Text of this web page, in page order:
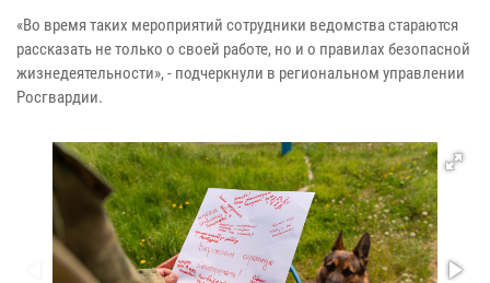
«Во время таких мероприятий сотрудники ведомства стараются
рассказать не только о своей работе, но и о правилах безопасной
жизнедеятельности», - подчеркнули в региональном управлении
Росгвардии.